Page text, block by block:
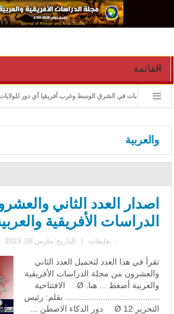
القائمة
ادارة الأزمات في الشرق الوسط وغرب أفريقيا أي دور للولايات
والعربية
اصدار العدد الثاني
الدراسات الأفريقية
التاريخ: مارس 08, 2023 | ٠ تعليقات
تقرأ في هذا العدد لتحميل العدد الثاني
والعشرون من مجلة الدراسات الأفريقية
والعربية أضغط ... هنا. Ø الافتتاحية
........................................ بقلم: رئيس
التحرير 12 Ø دور الذكاء الاصطن ...